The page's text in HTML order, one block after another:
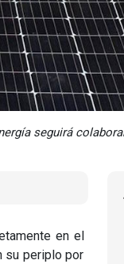
seguirá
en el
su periplo por